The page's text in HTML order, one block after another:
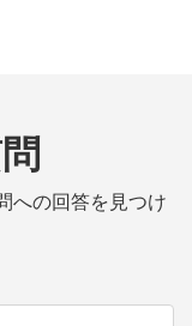
への回答を見つけ